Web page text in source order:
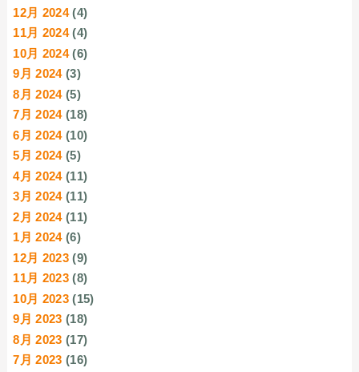
12月 2024(4)
11月 2024(4)
10月 2024(6)
9月 2024(3)
8月 2024(5)
7月 2024(18)
6月 2024(10)
5月 2024(5)
4月 2024(11)
3月 2024(11)
2月 2024(11)
1月 2024(6)
12月 2023 (9)
11月 2023 (8)
10月 2023 (15)
9月 2023 (18)
8月 2023 (17)
7月 2023 (16)